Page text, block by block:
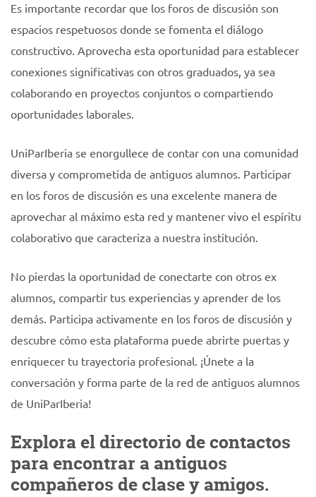
Es importante recordar que los foros de discusión son
espacios respetuosos donde se fomenta el diálogo
constructivo. Aprovecha esta oportunidad para establecer
conexiones significativas con otros graduados, ya sea
colaborando en proyectos conjuntos o compartiendo
oportunidades laborales.
UniParIberia se enorgullece de contar con una comunidad
diversa y comprometida de antiguos alumnos. Participar
en los foros de discusión es una excelente manera de
aprovechar al máximo esta red y mantener vivo el espíritu
colaborativo que caracteriza a nuestra institución.
No pierdas la oportunidad de conectarte con otros ex
alumnos, compartir tus experiencias y aprender de los
demás. Participa activamente en los foros de discusión y
descubre cómo esta plataforma puede abrirte puertas y
enriquecer tu trayectoria profesional. ¡Únete a la
conversación y forma parte de la red de antiguos alumnos
de UniParIberia!
Explora el directorio de contactos
para encontrar a antiguos
compañeros de clase y amigos.